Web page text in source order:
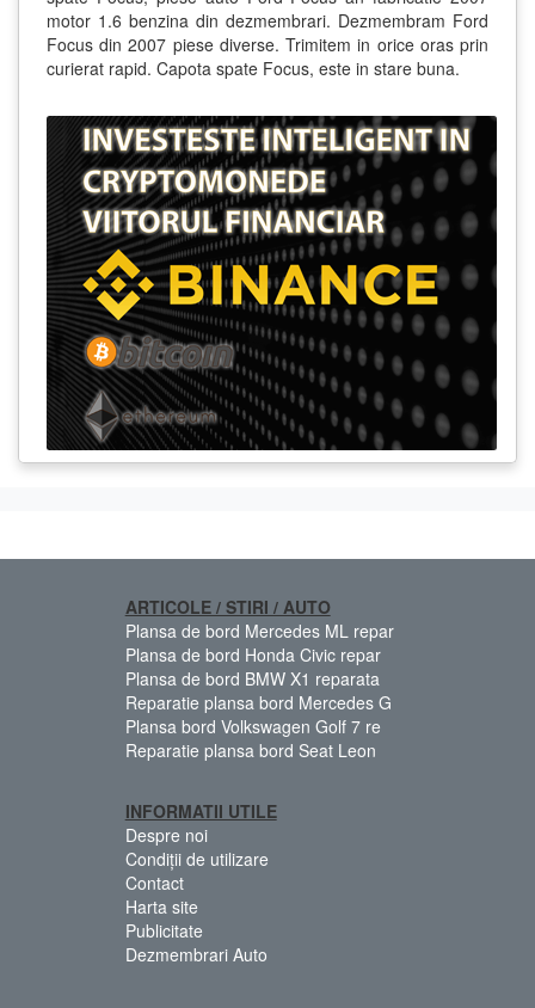
motor 1.6 benzina din dezmembrari. Dezmembram Ford
Focus din 2007 piese diverse. Trimitem in orice oras prin
curierat rapid. Capota spate Focus, este in stare buna.
ARTICOLE / STIRI / AUTO
Plansa de bord Mercedes ML repar
Plansa de bord Honda Civic repar
Plansa de bord BMW X1 reparata
Reparatie plansa bord Mercedes G
Plansa bord Volkswagen Golf 7 re
Reparatie plansa bord Seat Leon
INFORMATII UTILE
Despre noi
Condiții de utilizare
Contact
Harta site
Publicitate
Dezmembrari Auto